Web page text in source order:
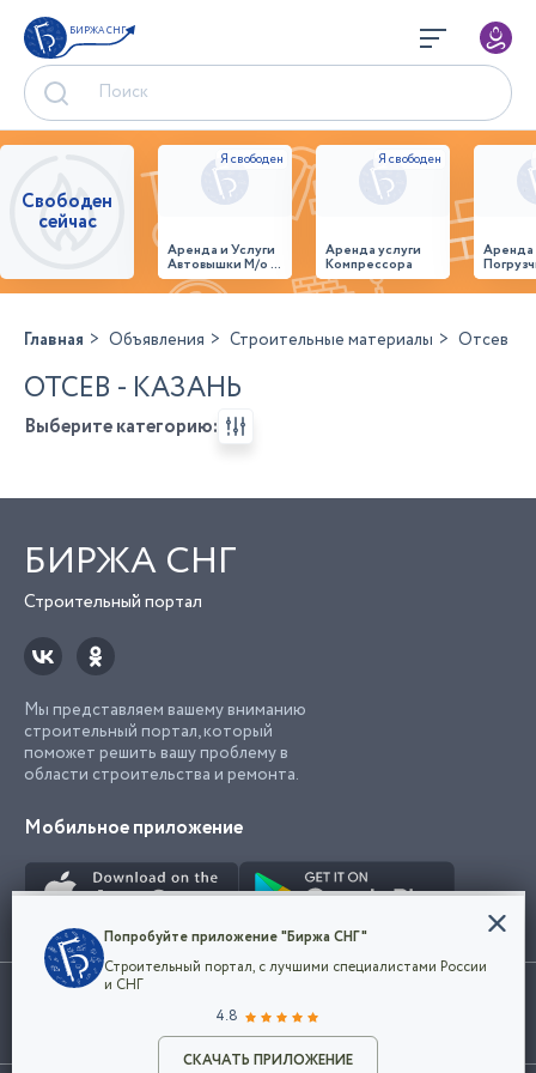
БИРЖА СНГ
Разместить объявление
Свободен
сейчас
Аренда и Услуги
Автовышки М/о г.
Домодедово
26,28,32 место
Аренда услуги
Компрессора
Главная Объявления Строительные материалы Отсев
ОТСЕВ - КАЗАНЬ
Выберите категорию:
БИРЖА СНГ
Строительный портал
Мы представляем вашему вниманию
строительный портал, который
поможет решить вашу проблему в
области строительства и ремонта.
Мобильное приложение
Использование сайта, в том числе подача объявлений, означает
марки представленные на сайте являются собственностью их
Конфиденциальность
Мы используем файлы cookie, чтобы сделать
наш сайт удобным для каждого
Политикой конфиденциальности компании
и принимаете условия использования cookie.
Попробуйте приложение "Биржа СНГ"
Строительный портал, с лучшими специалистами России
и СНГ
4.8
СКАЧАТЬ ПРИЛОЖЕНИЕ